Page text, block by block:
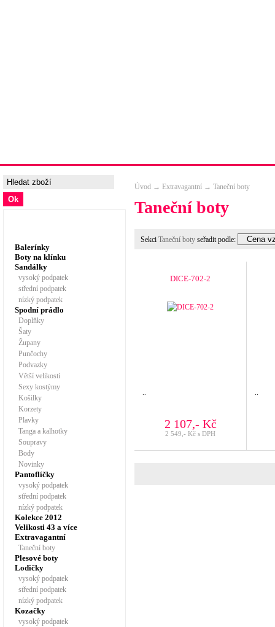
Balerínky
Boty na klínku
Sandálky
vysoký podpatek
střední podpatek
nízký podpatek
Spodní prádlo
Doplňky
Šaty
Župany
Punčochy
Podvazky
Větší velikosti
Sexy kostýmy
Košilky
Korzety
Plavky
Tanga a kalhotky
Soupravy
Body
Novinky
Pantoflíčky
vysoký podpatek
střední podpatek
nízký podpatek
Kolekce 2012
Velikosti 43 a více
Extravagantní
Taneční boty
Plesové boty
Lodičky
vysoký podpatek
střední podpatek
nízký podpatek
Kozačky
vysoký podpatek
Úvod → Extravagantní → Taneční boty
Taneční boty
Sekci Taneční boty seřadit podle:
DICE-702-2
2 107,- Kč
2 549,- Kč s DPH